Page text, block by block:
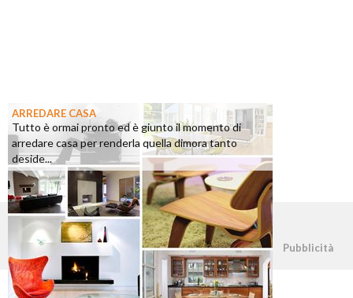
ARREDARE CASA
Tutto è ormai pronto ed è giunto il momento di
arredare casa per renderla quella dimora tanto
deside...
©2026 - casapratica.org - p.iva 03338800984 Pubblicità